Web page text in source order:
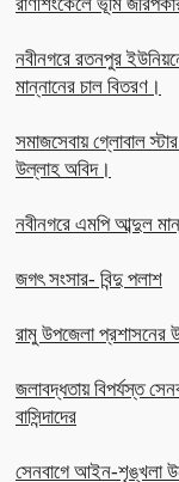
নবীনগরে রতনপুর
মান্নানের চাল বিতরণ।
সমাজসেবায় গ্লোবাল
উল্লাহ অবিদ।
নবীনগরে এমপি আব্দুল
জগৎ সংসার- বিন্দু পলাশ
রামু উপজেলা প্রশাসনের
জলাবদ্ধতায় বিপর্যস্ত
বাসিন্দাদের
সেনবাগে আইন-শৃঙ্খলা